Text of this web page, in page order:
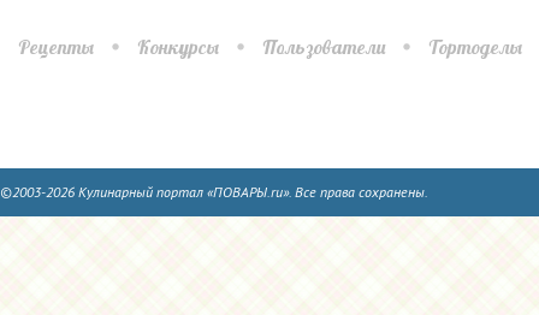
Рецепты Конкурсы Пользователи Тортоделы
©2003-2026 Кулинарный портал «ПОВАРЫ.ru». Все права сохранены.